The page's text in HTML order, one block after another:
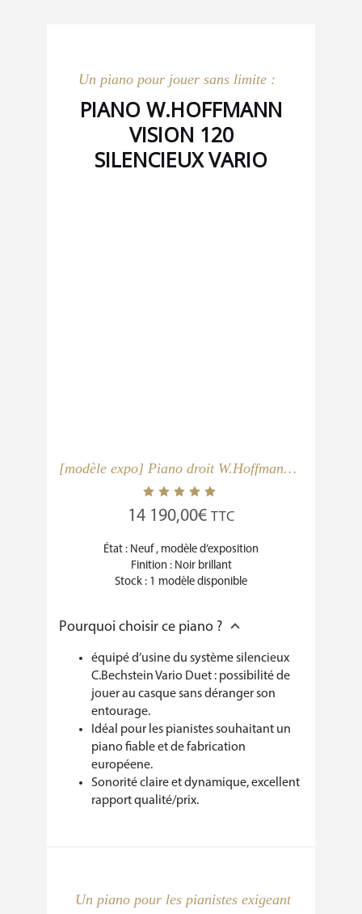
Un piano pour jouer sans limite :
PIANO W.HOFFMANN
VISION 120
SILENCIEUX VARIO
[modèle expo] Piano droit W.Hoffmann Vision V120 silencieux Vario
14 190,00€ TTC
État : Neuf , modèle d’exposition
Finition : Noir brillant
Stock : 1 modèle disponible
Pourquoi choisir ce piano ?
équipé d’usine du système silencieux
C.Bechstein Vario Duet : possibilité de
jouer au casque sans déranger son
entourage.
Idéal pour les pianistes souhaitant un
piano fiable et de fabrication
européene.
Sonorité claire et dynamique, excellent
rapport qualité/prix.
Un piano pour les pianistes exigeants :